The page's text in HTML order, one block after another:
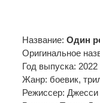
Название: Один
Оригинальное
Год выпуска: 2022
Жанр: боевик,
Режиссер: